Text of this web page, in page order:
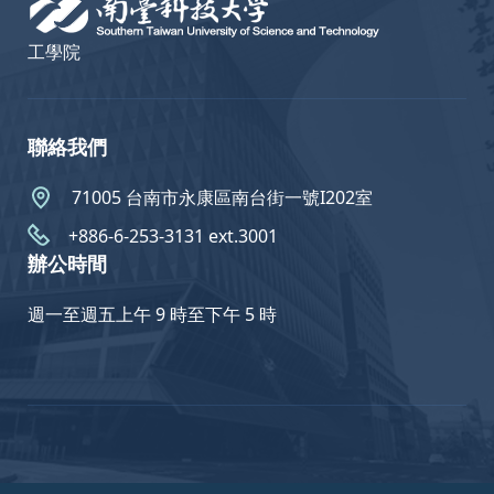
工學院
聯絡我們
71005 台南市永康區南台街一號I202室
+886-6-253-3131 ext.3001
辦公時間
週一至週五上午 9 時至下午 5 時